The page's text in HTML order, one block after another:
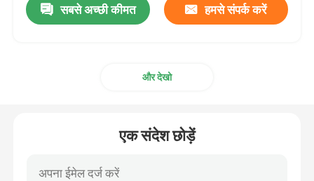
आउटडोर कॉफी की चक्की
सबसे अच्छी कीमत हमसे संपर्क करें
और देखो
एक संदेश छोड़ें